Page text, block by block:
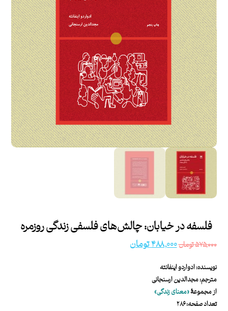
فلسفه در خیابان: چالش‌های فلسفی زندگی روزمره
۵۷۵,۰۰۰تومان۴۸۸,۰۰۰تومان
نویسنده: ادواردو اینفانته
مترجم: مجدالدین ارسنجانی
از مجموعۀ«معنای زندگی»
تعداد صفحه: ۲۸۶